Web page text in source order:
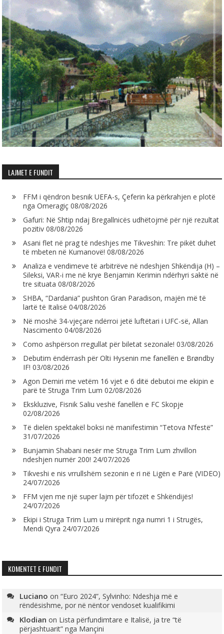
LAJMET E FUNDIT
FFM i qëndron besnik UEFA-s, Çeferin ka përkrahjen e plotë
nga Omeragiç 08/08/2026
Gafuri: Në Shtip ndaj Bregallnicës udhëtojmë për një rezultat
pozitiv 08/08/2026
Asani flet në prag të ndeshjes me Tikveshin: Tre pikët duhet
të mbeten në Kumanovë! 08/08/2026
Analiza e vendimeve të arbitrëve në ndeshjen Shkëndija (H) –
Sileksi, VAR-i me në krye Benjamin Kerimin ndërhyri saktë në
tre situata 08/08/2026
SHBA, “Dardania” pushton Gran Paradison, majën më të
lartë të Italisë 04/08/2026
Në moshë 34-vjeçare ndërroi jetë luftëtari i UFC-së, Allan
Nascimento 04/08/2026
Como ashpërson rregullat për biletat sezonale! 03/08/2026
Debutim ëndërrash për Olti Hysenin me fanellën e Brøndby
IF! 03/08/2026
Agon Demiri me vetëm 16 vjet e 6 ditë debutoi me ekipin e
parë të Struga Trim Lum 02/08/2026
Ekskluzive, Fisnik Saliu veshë fanellën e FC Skopje
02/08/2026
Të dielën spektakël boksi në manifestimin “Tetova N’festë”
31/07/2026
Bunjamin Shabani nesër me Struga Trim Lum zhvillon
ndeshjen numër 200! 24/07/2026
Tikveshi e nis vrrullshëm sezonin e ri në Ligën e Parë (VIDEO)
24/07/2026
FFM vjen me një super lajm për tifozët e Shkëndijës!
24/07/2026
Ekipi i Struga Trim Lum u mirëprit nga numri 1 i Strugës,
Mendi Qyra 24/07/2026
KOMENTET E FUNDIT
Luciano on“Euro 2024”, Sylvinho: Ndeshja më e
rëndësishme, por në nëntor vendoset kualifikimi
Klodian on Lista përfundimtare e Italisë, ja tre “të
përjashtuarit” nga Mançini